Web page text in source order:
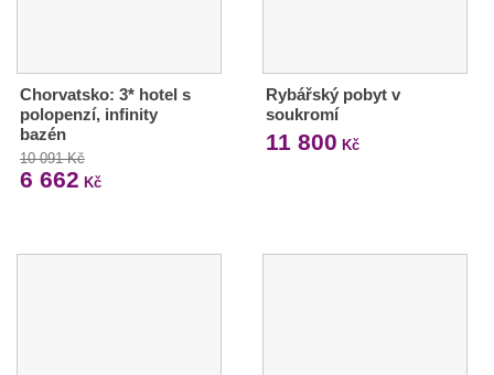
Chorvatsko: 3* hotel s
polopenzí, infinity
bazén
10 091 Kč
6 662 Kč
Rybářský pobyt v
soukromí
11 800 Kč